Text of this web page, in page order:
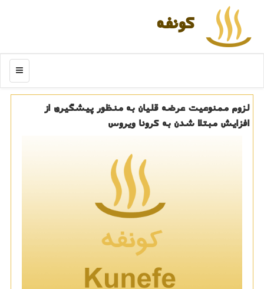
كونفه
منو
لزوم ممنوعیت عرضه قلیان به منظور پیشگیری از
افزایش مبتلا شدن به كرونا ویروس